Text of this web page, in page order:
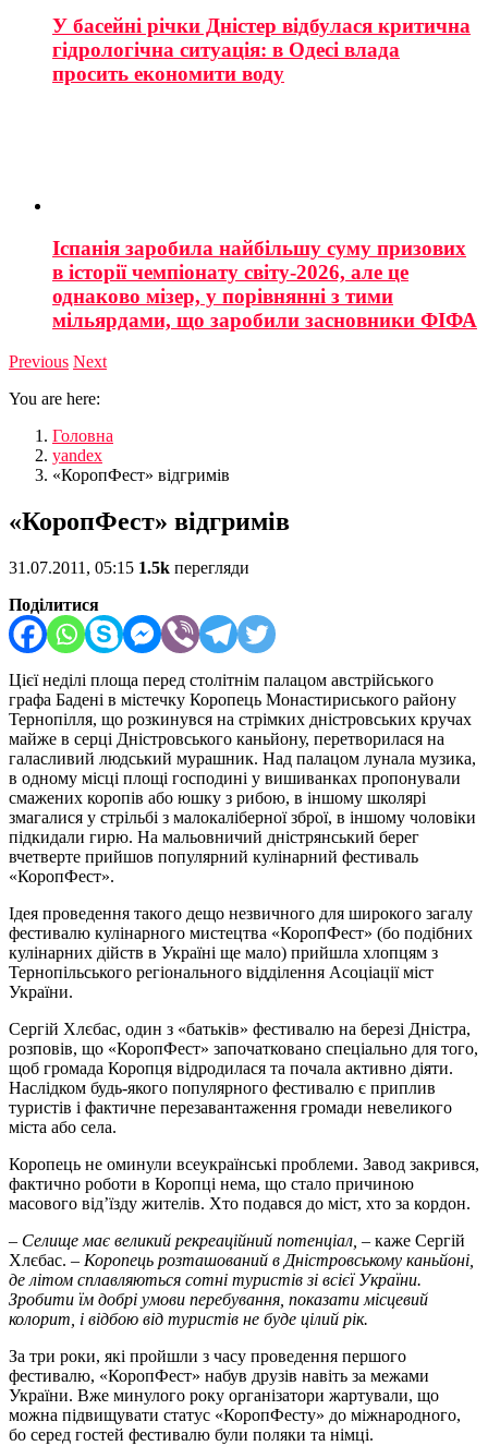
У басейні річки Дністер відбулася критична
гідрологічна ситуація: в Одесі влада
просить економити воду
Іспанія заробила найбільшу суму призових
в історії чемпіонату світу-2026, але це
однаково мізер, у порівнянні з тими
мільярдами, що заробили засновники ФІФА
Previous Next
You are here:
Головна
yandex
«КоропФест» відгримів
«КоропФест» відгримів
31.07.2011, 05:15 1.5k перегляди
Поділитися
Цієї неділі площа перед столітнім палацом австрійського
графа Бадені в містечку Коропець Монастириського району
Тернопілля, що розкинувся на стрімких дністровських кручах
майже в серці Дністровського каньйону, перетворилася на
галасливий людський мурашник. Над палацом лунала музика,
в одному місці площі господині у вишиванках пропонували
смажених коропів або юшку з рибою, в іншому школярі
змагалися у стрільбі з малокаліберної зброї, в іншому чоловіки
підкидали гирю. На мальовничий дністрянський берег
вчетверте прийшов популярний кулінарний фестиваль
«КоропФест».
Ідея проведення такого дещо незвичного для широкого загалу
фестивалю кулінарного мистецтва «КоропФест» (бо подібних
кулінарних дійств в Україні ще мало) прийшла хлопцям з
Тернопільського регіонального відділення Асоціації міст
України.
Сергій Хлєбас, один з «батьків» фестивалю на березі Дністра,
розповів, що «КоропФест» започатковано спеціально для того,
щоб громада Коропця відродилася та почала активно діяти.
Наслідком будь-якого популярного фестивалю є приплив
туристів і фактичне перезавантаження громади невеликого
міста або села.
Коропець не оминули всеукраїнські проблеми. Завод закрився,
фактично роботи в Коропці нема, що стало причиною
масового від’їзду жителів. Хто подався до міст, хто за кордон.
– Селище має великий рекреаційний потенціал, – каже Сергій
Хлєбас. – Коропець розташований в Дністровському каньйоні,
де літом сплавляються сотні туристів зі всієї України.
Зробити їм добрі умови перебування, показати місцевий
колорит, і відбою від туристів не буде цілий рік.
За три роки, які пройшли з часу проведення першого
фестивалю, «КоропФест» набув друзів навіть за межами
України. Вже минулого року організатори жартували, що
можна підвищувати статус «КоропФесту» до міжнародного,
бо серед гостей фестивалю були поляки та німці.